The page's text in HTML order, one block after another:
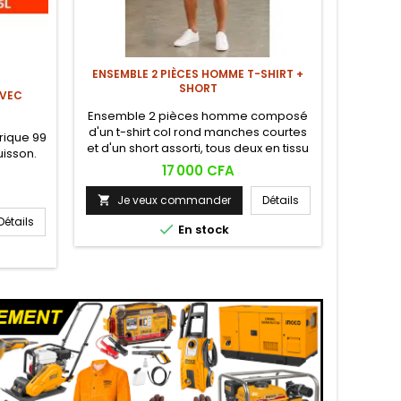
99
ENSEMBLE 2 PIÈCES HOMME T-SHIRT +
SHORT
Ensemble 2 pièces homme composé
d'un t-shirt col rond manches courtes
et d'un short assorti, tous deux en tissu
texturé waffle, logo monogramme
brodé poitrine gauche sur le t-shirt et
sur la cuisse du short, short à taille
élastique cordon et poches latérales.
Prix
17 000 CFA
 Je veux commander Détails
 En stock